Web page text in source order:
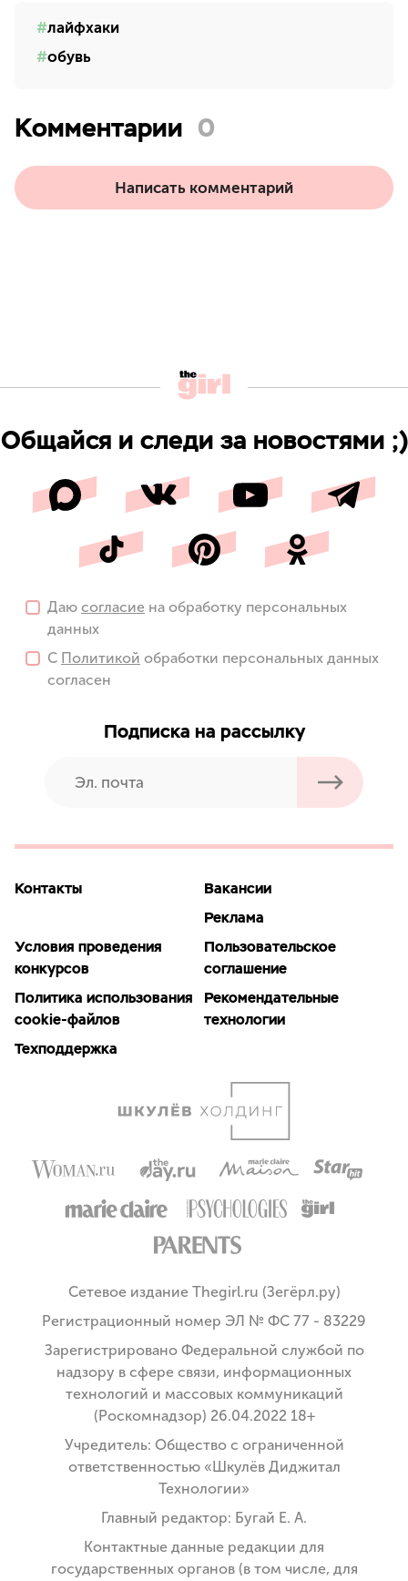
лайфхаки
обувь
Комментарии 0
Написать комментарий
Общайся и следи за новостями ;)
Даю согласие на обработку персональных
данных
С Политикой обработки персональных данных
согласен
Подписка на рассылку
Контакты
Вакансии
Реклама
Условия проведения
конкурсов
Пользовательское
соглашение
Политика использования
cookie-файлов
Рекомендательные
технологии
Техподдержка
Сетевое издание Thegirl.ru (Зегёрл.ру)
Регистрационный номер ЭЛ № ФС 77 - 83229
Зарегистрировано Федеральной службой по
надзору в сфере связи, информационных
технологий и массовых коммуникаций
(Роскомнадзор) 26.04.2022 18+
Учредитель: Общество с ограниченной
ответственностью «Шкулёв Диджитал
Технологии»
Главный редактор: Бугай Е. А.
Контактные данные редакции для
государственных органов (в том числе, для